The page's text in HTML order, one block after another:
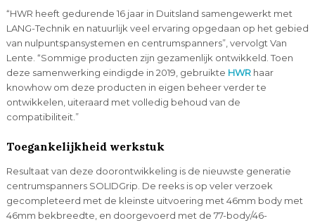
“HWR heeft gedurende 16 jaar in Duitsland samengewerkt met
LANG-Technik en natuurlijk veel ervaring opgedaan op het gebied
van nulpuntspansystemen en centrumspanners”, vervolgt Van
Lente. “Sommige producten zijn gezamenlijk ontwikkeld. Toen
deze samenwerking eindigde in 2019, gebruikte HWRhaar
knowhow om deze producten in eigen beheer verder te
ontwikkelen, uiteraard met volledig behoud van de
compatibiliteit.”
Toegankelijkheid werkstuk
Resultaat van deze doorontwikkeling is de nieuwste generatie
centrumspanners SOLIDGrip. De reeks is op veler verzoek
gecompleteerd met de kleinste uitvoering met 46mm body met
46mm bekbreedte, en doorgevoerd met de 77-body/46-